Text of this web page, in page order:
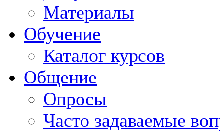
Материалы
Обучение
Каталог курсов
Общение
Опросы
Часто задаваемые